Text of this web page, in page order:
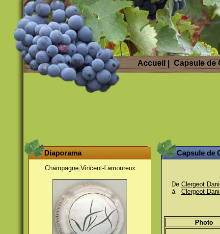
Accueil Capsule de
Diaporama
Champagne Vincent-Lamoureux
Capsule de
De Clergeot
à Clergeot
Photo